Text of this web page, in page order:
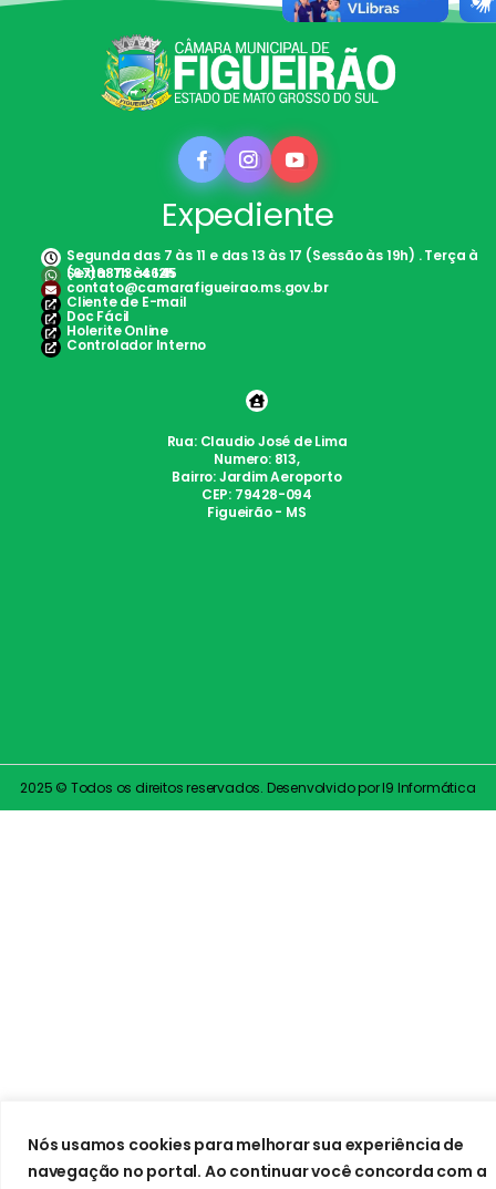
Nós usamos cookies para melhorar sua experiência de
navegação no portal. Ao continuar você concorda com a
Expediente
Segunda das 7 às 11 e das 13 às 17 (Sessão às 19h) . Terça à
Sexta: 7h às 12h
(67)98113-4645
contato@camarafigueirao.ms.gov.br
Cliente de E-mail
Doc Fácil
Holerite Online
Controlador Interno
Rua: Claudio José de Lima
Numero: 813,
Bairro: Jardim Aeroporto
CEP: 79428-094
Figueirão - MS
2025 © Todos os direitos reservados. Desenvolvido por I9 Informática